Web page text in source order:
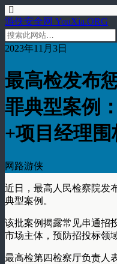
游侠安全网 YouXia.ORG
2023年11月3日
最高检发布
罪典型案例
+项目经理围
网路游侠
近日，最高人民检察院发
典型案例。
该批案例揭露常见串通招
市场主体，预防招投标领
最高检第四检察厅负责人